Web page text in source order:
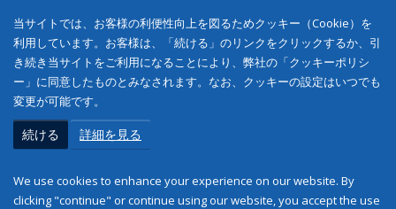
当サイトでは、お客様の利便性向上を図るためクッキー（Cookie）を
利用しています。お客様は、「続ける」のリンクをクリックするか、引
き続き当サイトをご利用になることにより、弊社の「クッキーポリシ
ー」に同意したものとみなされます。なお、クッキーの設定はいつでも
変更が可能です。
続ける 詳細を見る
We use cookies to enhance your experience on our website. By
clicking "continue" or continue using our website, you accept the use